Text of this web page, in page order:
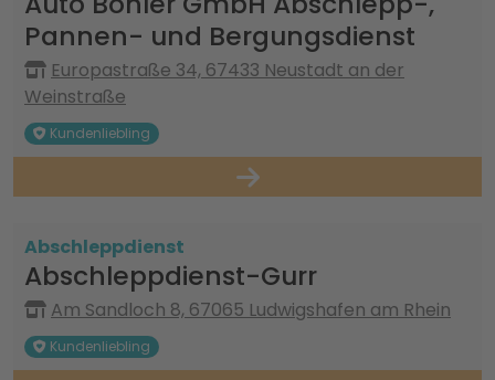
Pannen- und Bergungsdienst
Europastraße 34, 67433 Neustadt an der
Weinstraße
Kundenliebling
Abschleppdienst
Abschleppdienst-Gurr
Am Sandloch 8, 67065 Ludwigshafen am Rhein
Kundenliebling